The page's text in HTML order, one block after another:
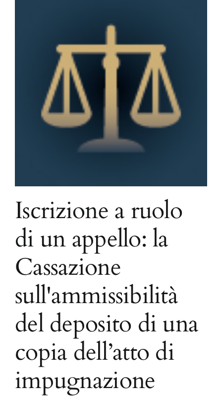
Iscrizione a ruolo
di un appello: la
Cassazione
sull'ammissibilità
del deposito di una
copia dell’atto di
impugnazione